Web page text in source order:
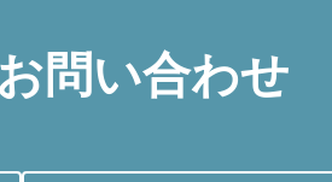
問い合わせ